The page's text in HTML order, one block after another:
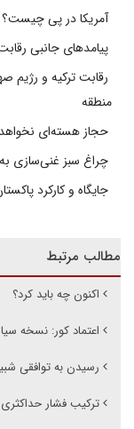
آمریکا در پی چیست؟
پیامدهای جانبی
رقابت ترکیه و رژیم
منطقه
حجاز هسته‌ای
چراغ سبز غنی‌سازی
جایگاه و کارکرد
مطالب مرتبط
اکنون چه باید کرد؟
اعتماد کور: نسخه
رسیدن به توافقی
ترکیب فشار